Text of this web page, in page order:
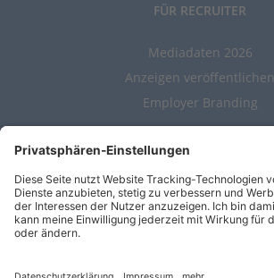
FÜR RECRUITER
Mediadaten 2026
Anzeigen veröffentlichen
Employer Branding
ALLGEMEIN
Kontakt
AGBs